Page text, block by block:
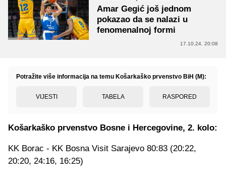
Amar Gegić još jednom
pokazao da se nalazi u
fenomenalnoj formi
17.10.24. 20:08
Potražite više informacija na temu Košarkaško prvenstvo BiH (M):
VIJESTI TABELA RASPORED
Košarkaško prvenstvo Bosne i Hercegovine, 2. kolo:
KK Borac - KK Bosna Visit Sarajevo 80:83 (20:22,
20:20, 24:16, 16:25)